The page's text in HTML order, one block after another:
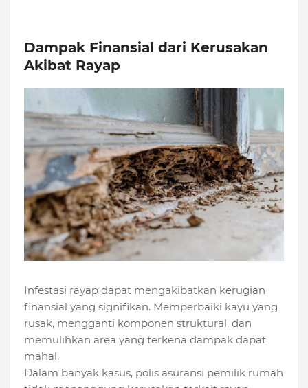
Dampak Finansial dari Kerusakan
Akibat Rayap
Infestasi rayap dapat mengakibatkan kerugian
finansial yang signifikan. Memperbaiki kayu yang
rusak, mengganti komponen struktural, dan
memulihkan area yang terkena dampak dapat
mahal.
Dalam banyak kasus, polis asuransi pemilik rumah